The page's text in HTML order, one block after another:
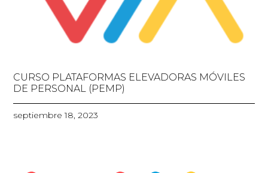
CURSO PLATAFORMAS ELEVADORAS MÓVILES
DE PERSONAL (PEMP)
septiembre 18, 2023